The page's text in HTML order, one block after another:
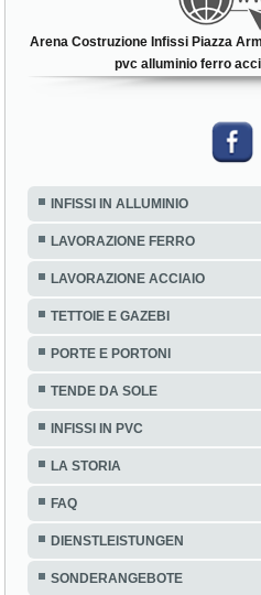
Arena Costruzione Infissi Piazza
pvc alluminio ferro
INFISSI IN ALLUMINIO
LAVORAZIONE FERRO
LAVORAZIONE ACCIAIO
TETTOIE E GAZEBI
PORTE E PORTONI
TENDE DA SOLE
INFISSI IN PVC
LA STORIA
FAQ
DIENSTLEISTUNGEN
SONDERANGEBOTE